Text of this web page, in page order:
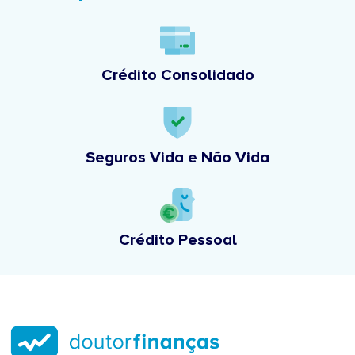
Crédito Consolidado
Seguros Vida e Não Vida
Crédito Pessoal